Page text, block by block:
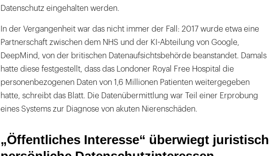
Datenschutz eingehalten werden.
In der Vergangenheit war das nicht immer der Fall: 2017 wurde etwa eine
Partnerschaft zwischen dem NHS und der KI-Abteilung von Google,
DeepMind, von der britischen Datenaufsichtsbehörde beanstandet. Damals
hatte diese festgestellt, dass das Londoner Royal Free Hospital die
personenbezogenen Daten von 1,6 Millionen Patienten weitergegeben
hatte, schreibt das Blatt. Die Datenübermittlung war Teil einer Erprobung
eines Systems zur Diagnose von akuten Nierenschäden.
„Öffentliches Interesse“ überwiegt juristisch